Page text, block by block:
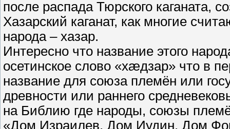
после распада Тюрского каганата,
Хазарский каганат, как многие
народа – хазар.
Интересно что название этого
осетинское слово «хæдзар» что в
название для союза племён или
древности или раннего
на Библию где народы, союзы
«Дом Израилев, Дом Иудин, Дом